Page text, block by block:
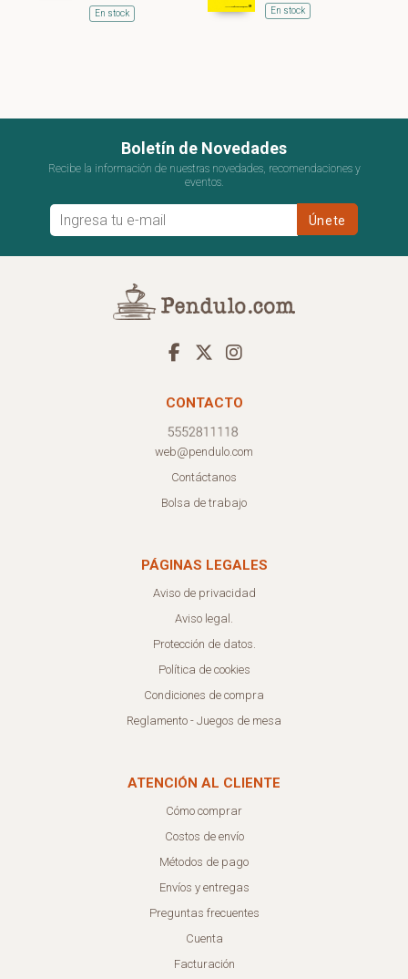
En stock En stock
Boletín de Novedades
Recibe la información de nuestras novedades, recomendaciones y
eventos.
CONTACTO
web@pendulo.com
Contáctanos
Bolsa de trabajo
PÁGINAS LEGALES
Aviso de privacidad
Aviso legal.
Protección de datos.
Política de cookies
Condiciones de compra
Reglamento - Juegos de mesa
ATENCIÓN AL CLIENTE
Cómo comprar
Costos de envío
Métodos de pago
Envíos y entregas
Preguntas frecuentes
Cuenta
Facturación